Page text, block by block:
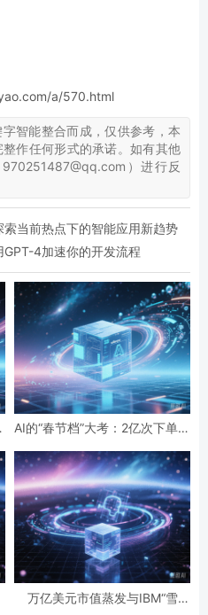
a/570.html
智能整合而成，仅供参考，本
作任何形式的承诺。如有其他
）进行反
当前热点下的智能应用新趋势
4加速你的开发流程
AI的“春节档”大考：2亿次下单与
数据红利与隐忧
万亿美元市值蒸发与IBM“雪